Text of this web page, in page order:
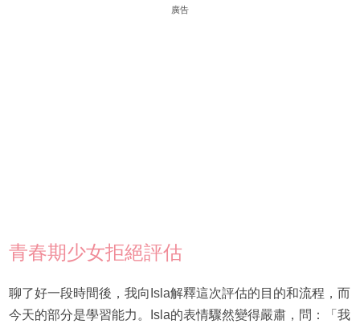
廣告
青春期少女拒絕評估
聊了好一段時間後，我向Isla解釋這次評估的目的和流程，而
今天的部分是學習能力。Isla的表情驟然變得嚴肅，問：「我